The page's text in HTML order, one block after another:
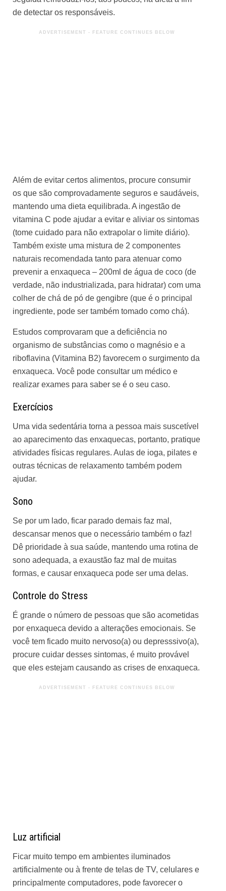
de detectar os responsáveis.
Além de evitar certos alimentos, procure consumir
os que são comprovadamente seguros e saudáveis,
mantendo uma dieta equilibrada. A ingestão de
vitamina C pode ajudar a evitar e aliviar os sintomas
(tome cuidado para não extrapolar o limite diário).
Também existe uma mistura de 2 componentes
naturais recomendada tanto para atenuar como
prevenir a enxaqueca – 200ml de água de coco (de
verdade, não industrializada, para hidratar) com uma
colher de chá de pó de gengibre (que é o principal
ingrediente, pode ser também tomado como chá).
Estudos comprovaram que a deficiência no
organismo de substâncias como o magnésio e a
riboflavina (Vitamina B2) favorecem o surgimento da
enxaqueca. Você pode consultar um médico e
realizar exames para saber se é o seu caso.
Exercícios
Uma vida sedentária torna a pessoa mais suscetível
ao aparecimento das enxaquecas, portanto, pratique
atividades físicas regulares. Aulas de ioga, pilates e
outras técnicas de relaxamento também podem
ajudar.
Sono
Se por um lado, ficar parado demais faz mal,
descansar menos que o necessário também o faz!
Dê prioridade à sua saúde, mantendo uma rotina de
sono adequada, a exaustão faz mal de muitas
formas, e causar enxaqueca pode ser uma delas.
Controle do Stress
É grande o número de pessoas que são acometidas
por enxaqueca devido a alterações emocionais. Se
você tem ficado muito nervoso(a) ou depresssivo(a),
procure cuidar desses sintomas, é muito provável
que eles estejam causando as crises de enxaqueca.
Luz artificial
Ficar muito tempo em ambientes iluminados
artificialmente ou à frente de telas de TV, celulares e
principalmente computadores, pode favorecer o